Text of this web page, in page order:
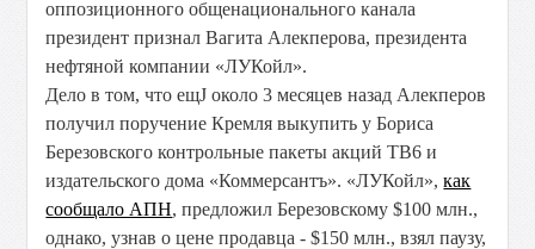
оппозиционного общенационального канала
президент признал Вагита Алекперова, президента
нефтяной компании «ЛУКойл».
Дело в том, что ещЈ около 3 месяцев назад Алекперов
получил поручение Кремля выкупить у Бориса
Березовского контрольные пакеты акций ТВ6 и
издательского дома «Коммерсантъ». «ЛУКойл»,как
сообщало АПН, предложил Березовскому $100 млн.,
однако, узнав о цене продавца - $150 млн., взял паузу,